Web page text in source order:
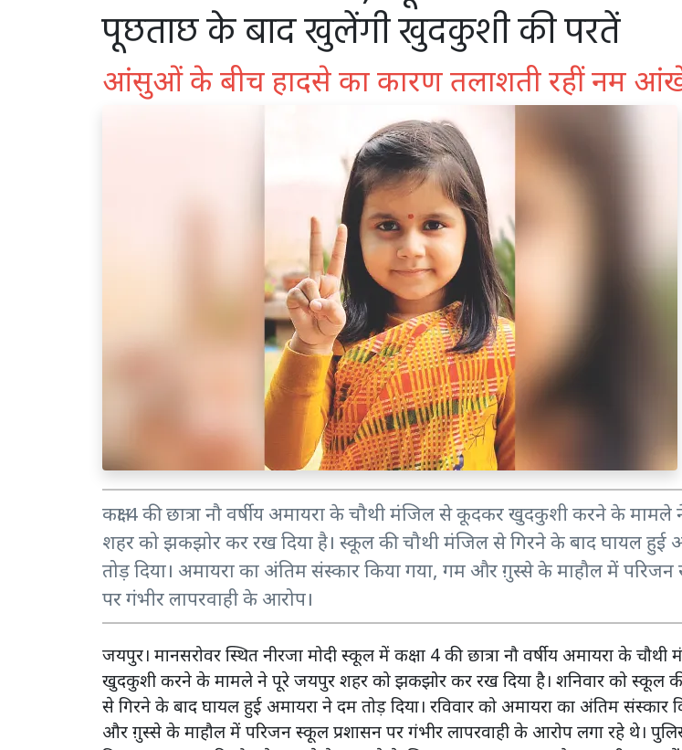
पूछताछ के बाद खुलेंगी खुदकुशी की परतें
आंसुओं के बीच हादसे का कारण तलाशती रहीं नम
कक्षा 4 की छात्रा नौ वर्षीय अमायरा के चौथी मंजिल से कूदकर खुदकुशी करने के
शहर को झकझोर कर रख दिया है। स्कूल की चौथी मंजिल से गिरने के बाद घायल हुई
तोड़ दिया। अमायरा का अंतिम संस्कार किया गया, गम और ग़ुस्से के माहौल में परिजन
पर गंभीर लापरवाही के आरोप।
जयपुर। मानसरोवर स्थित नीरजा मोदी स्कूल में कक्षा 4 की छात्रा नौ वर्षीय अमायरा के
खुदकुशी करने के मामले ने पूरे जयपुर शहर को झकझोर कर रख दिया है। शनिवार को स्कूल
से गिरने के बाद घायल हुई अमायरा ने दम तोड़ दिया। रविवार को अमायरा का अंतिम संस्कार
और ग़ुस्से के माहौल में परिजन स्कूल प्रशासन पर गंभीर लापरवाही के आरोप लगा रहे थे।